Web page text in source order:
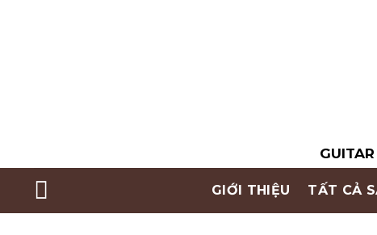
GIỚI THIỆU TẤT CẢ